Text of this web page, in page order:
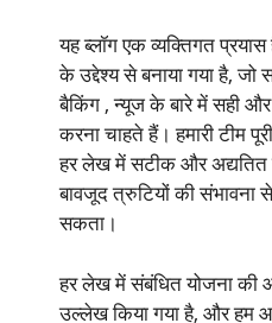
यह ब्लॉग एक व्यक्तिगत
के उद्देश्य से बनाया गया है, जो
बैकिंग , न्यूज के बारे में सही और
करना चाहते हैं। हमारी टीम
हर लेख में सटीक और
बावजूद त्रुटियों की संभावना
सकता।
हर लेख में संबंधित योजना की
उल्लेख किया गया है, और हम